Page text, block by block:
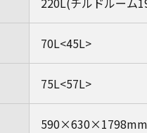
70L<45L>
75L<57L>
590×630×1798mm